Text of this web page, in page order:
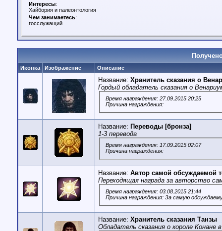
Интересы:
Хайбория и палеонтология
Чем занимаетесь:
госслужащий
Иконка Изображение Описание
Название: Хранитель сказания о
Гордый обладатель сказания о
Время награждения: 27.09.2015 20:25
Причина награждения:
Название: Переводы [бронза]
1-3 перевода
Время награждения: 17.09.2015 02:07
Причина награждения:
Название: Автор самой обсуждаемой
Переходящая награда за авторство
Время награждения: 03.08.2015 21:44
Причина награждения: За самую
Название: Хранитель сказания Танзы
Обладатель сказания о короле Конане